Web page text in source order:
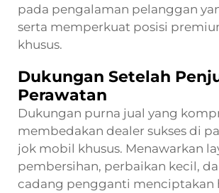
pada pengalaman pelanggan
serta memperkuat posisi
khusus.
Dukungan Setelah
Perawatan
Dukungan purna jual yang
membedakan dealer sukses di
jok mobil khusus. Menawarkan
pembersihan, perbaikan kecil,
cadang pengganti menciptakan